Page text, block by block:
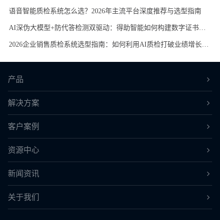
语音智能质检系统怎么选？2026年主流平台深度推荐与选型指南
产品
解决方案
客户案例
资源中心
新闻资讯
关于我们